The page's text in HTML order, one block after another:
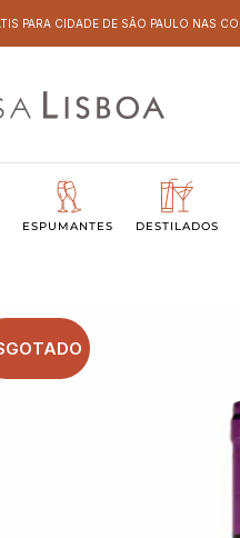
PARA CIDADE DE SÃO PAULO NAS
ESPUMANTES DESTILADOS